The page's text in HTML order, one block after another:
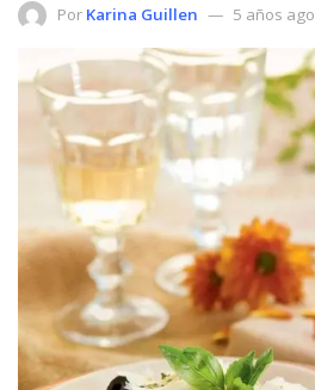
Por Karina Guillen 5 años ago